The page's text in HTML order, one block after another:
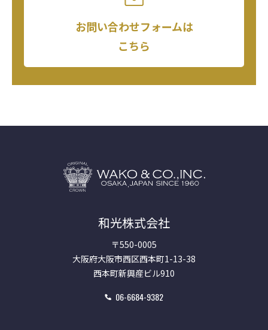
お問い合わせフォームは
こちら
和光株式会社
〒550-0005
大阪府大阪市西区西本町1-13-38
西本町新興産ビル910
06-6684-9382